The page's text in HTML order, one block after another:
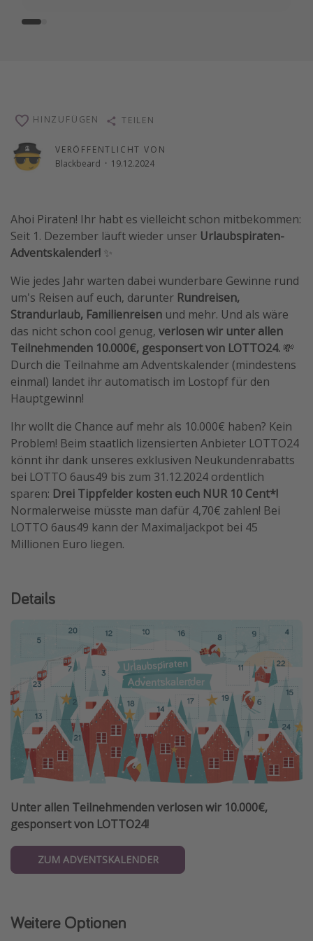
Travel Know How
VERÖFFENTLICHT VON
Blackbeard · 19.12.2024
HINZUFÜGEN TEILEN
Ahoi Piraten! Ihr habt es vielleicht schon mitbekommen:
Seit 1. Dezember läuft wieder unser Urlaubspiraten-
Adventskalender! ✨
Wie jedes Jahr warten dabei wunderbare Gewinne rund
um's Reisen auf euch, darunter Rundreisen,
Strandurlaub, Familienreisen und mehr. Und als wäre
das nicht schon cool genug, verlosen wir unter allen
Teilnehmenden 10.000€, gesponsert von LOTTO24. 💸
Durch die Teilnahme am Adventskalender (mindestens
einmal) landet ihr automatisch im Lostopf für den
Hauptgewinn!
Ihr wollt die Chance auf mehr als 10.000€ haben? Kein
Problem! Beim staatlich lizensierten Anbieter LOTTO24
könnt ihr dank unseres exklusiven Neukundenrabatts
bei LOTTO 6aus49 bis zum 31.12.2024 ordentlich
sparen: Drei Tippfelder kosten euch NUR 10 Cent*!
Normalerweise müsste man dafür 4,70€ zahlen! Bei
LOTTO 6aus49 kann der Maximaljackpot bei 45
Millionen Euro liegen.
Details
Unter allen Teilnehmenden verlosen wir 10.000€,
gesponsert von LOTTO24!
ZUM ADVENTSKALENDER
Weitere Optionen